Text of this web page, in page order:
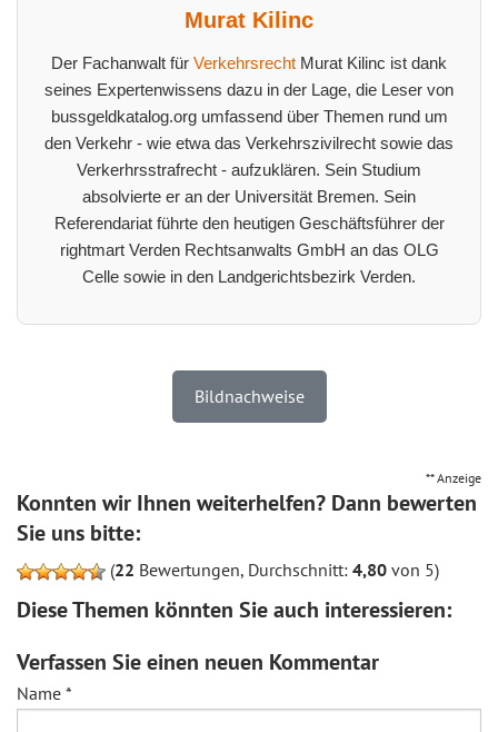
Murat Kilinc
Der Fachanwalt für Verkehrsrecht Murat Kilinc ist dank
seines Expertenwissens dazu in der Lage, die Leser von
bussgeldkatalog.org umfassend über Themen rund um
den Verkehr - wie etwa das Verkehrszivilrecht sowie das
Verkerhrsstrafrecht - aufzuklären. Sein Studium
absolvierte er an der Universität Bremen. Sein
Referendariat führte den heutigen Geschäftsführer der
rightmart Verden Rechtsanwalts GmbH an das OLG
Celle sowie in den Landgerichtsbezirk Verden.
Bildnachweise
** Anzeige
Konnten wir Ihnen weiterhelfen? Dann bewerten
Sie uns bitte:
(22 Bewertungen, Durchschnitt: 4,80 von 5)
Diese Themen könnten Sie auch interessieren:
Verfassen Sie einen neuen Kommentar
Name *